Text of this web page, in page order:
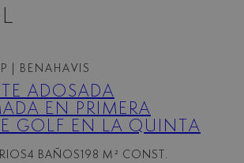
| BENAHAVIS
ADOSADA
EN PRIMERA
GOLF EN LA QUINTA
4 BAÑOS 198 M² CONST.